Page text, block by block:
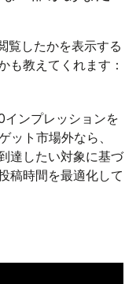
覧したかを表示する
も教えてくれます：
ンプレッションを
ット市場外なら、
達したい対象に基づ
稿時間を最適化して